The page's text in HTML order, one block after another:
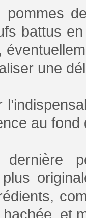
pommes
battus
une
au
dernière
et